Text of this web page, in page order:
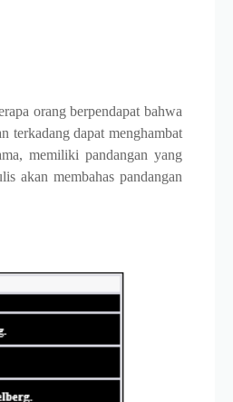
Radbruch:
orang berpendapat bahwa
terkadang dapat menghambat
memiliki pandangan yang
akan membahas pandangan